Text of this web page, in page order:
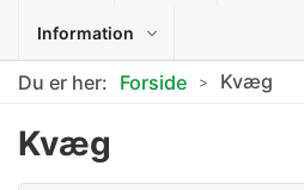
Information
Du er her: Forside Kvæg
Kvæg